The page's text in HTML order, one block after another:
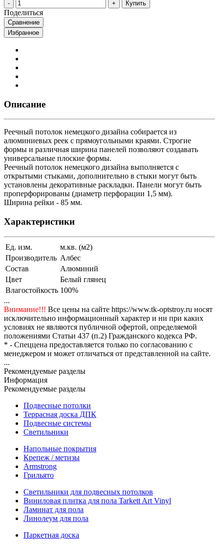
Купить
Поделиться
Сравнение
Избранное
Описание
Реечный потолок немецкого дизайна собирается из
алюминиевых реек с прямоугольными краями. Строгие
формы и различная ширина панелей позволяют создавать
универсальные плоские формы.
Реечный потолок немецкого дизайна выполняется с
открытыми стыками, дополнительно в стыки могут быть
установлены декоративные раскладки. Панели могут быть
проперфорированы (диаметр перфорации 1,5 мм).
Ширина рейки - 85 мм.
Характеристики
Ед. изм.
м.кв. (м2)
Производитель Албес
Состав
Алюминий
Цвет
Белый глянец
Влагостойкость 100%
...
Внимание!!! Все цены на сайте https://www.tk-optstroy.ru носят
исключительно информационный характер и ни при каких
условиях не являются публичной офертой, определяемой
положениями Статьи 437 (п.2) Гражданского кодекса РФ.
* - Спеццена предоставляется только по согласованию с
менеджером и может отличаться от представленной на сайте.
...
Рекомендуемые разделы
Информация
Рекомендуемые разделы
Подвесные потолки
Террасная доска ДПК
Подвесные системы
Светильники
Напольные покрытия
Крепеж / метизы
Armstrong
Грильято
Светильники для подвесных потолков
Виниловая плитка для пола Tarkett Art Vinyl
Ламинат для пола
Линолеум для пола
Паркетная доска